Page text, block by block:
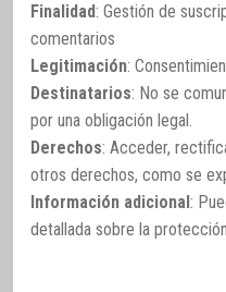
Finalidad: Gestión de
comentarios
Legitimación:
Destinatarios: No se
por una obligación legal.
Derechos: Acceder,
otros derechos, como se
Información adicional :
detallada sobre la